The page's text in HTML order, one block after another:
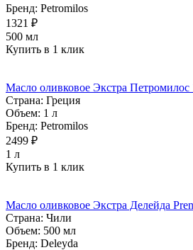
Бренд: Petromilos
1321 ₽
500 мл
Купить в 1 клик
Масло оливковое Экстра Петромилос
Страна: Греция
Объем: 1 л
Бренд: Petromilos
2499 ₽
1 л
Купить в 1 клик
Масло оливковое Экстра Делейда
Страна: Чили
Объем: 500 мл
Бренд: Deleyda